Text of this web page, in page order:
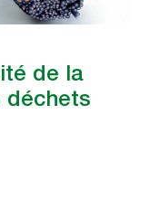
de la
déchets